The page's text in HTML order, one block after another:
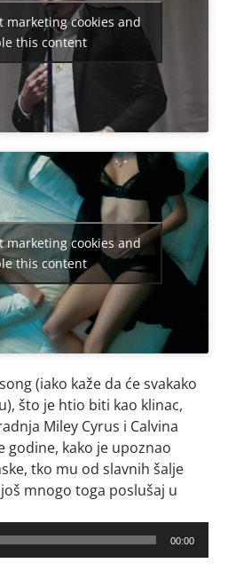
marketing cookies and
this content
marketing cookies and
this content
(iako kaže da će svakako
što je htio biti kao klinac,
Miley Cyrus i Calvina
godine, kako je upoznao
tko mu od slavnih šalje
mnogo toga poslušaj u
00:00